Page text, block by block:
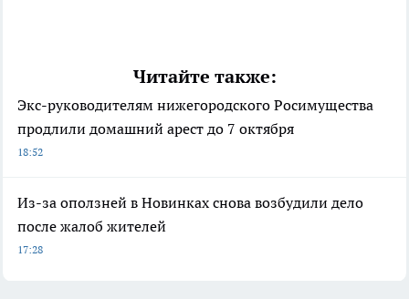
Читайте также:
Экс-руководителям нижегородского Росимущества
продлили домашний арест до 7 октября
18:52
Из-за оползней в Новинках снова возбудили дело
после жалоб жителей
17:28